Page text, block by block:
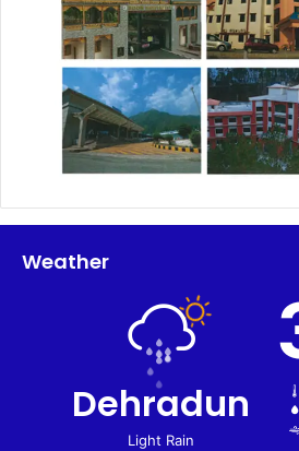
Weather
Dehradun
Light Rain